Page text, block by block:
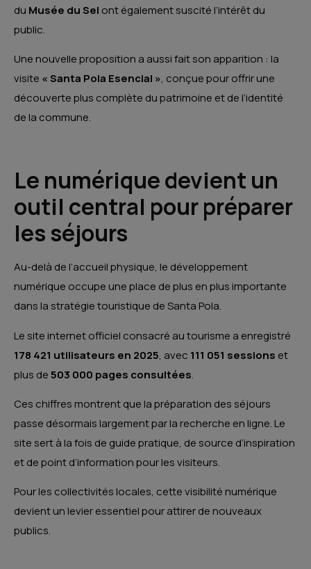
du Musée du Sel ont également suscité l’intérêt du
public.
Une nouvelle proposition a aussi fait son apparition : la
visite « Santa Pola Esencial », conçue pour offrir une
découverte plus complète du patrimoine et de l’identité
de la commune.
Le numérique devient un
outil central pour préparer
les séjours
Au-delà de l’accueil physique, le développement
numérique occupe une place de plus en plus importante
dans la stratégie touristique de Santa Pola.
Le site internet officiel consacré au tourisme a enregistré
178 421 utilisateurs en 2025, avec 111 051 sessions et
plus de503 000 pages consultées.
Ces chiffres montrent que la préparation des séjours
passe désormais largement par la recherche en ligne. Le
site sert à la fois de guide pratique, de source d’inspiration
et de point d’information pour les visiteurs.
Pour les collectivités locales, cette visibilité numérique
devient un levier essentiel pour attirer de nouveaux
publics.